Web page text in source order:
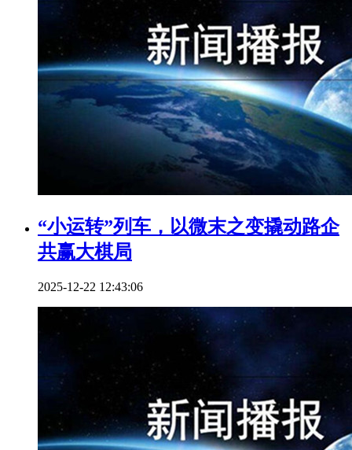
“小运转”列车，以微末之变撬动路企
共赢大棋局
2025-12-22 12:43:06